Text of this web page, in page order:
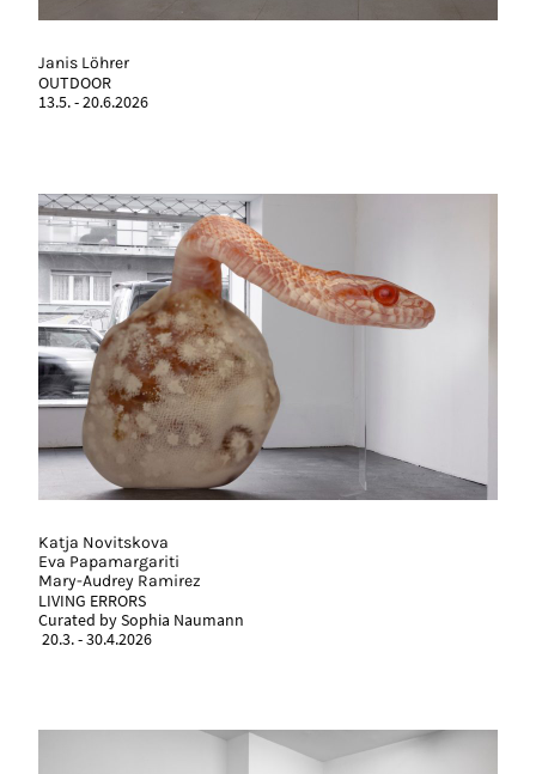
Janis Löhrer
OUTDOOR
13.5. - 20.6.2026
Katja Novitskova
Eva Papamargariti
Mary-Audrey Ramirez
LIVING ERRORS
Curated by Sophia Naumann
20.3. - 30.4.2026